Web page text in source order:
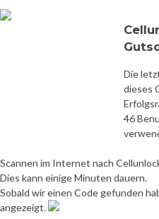
Die
dieses
46
Scannen im Internet nach
Dies kann einige Minuten dauern.
Sobald wir einen Code gefunden
angezeigt.